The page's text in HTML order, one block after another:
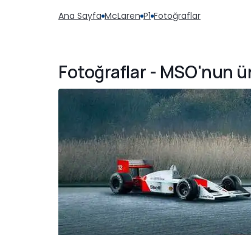
Ana Sayfa McLaren P1 Fotoğraflar
Fotoğraflar - MSO'nun